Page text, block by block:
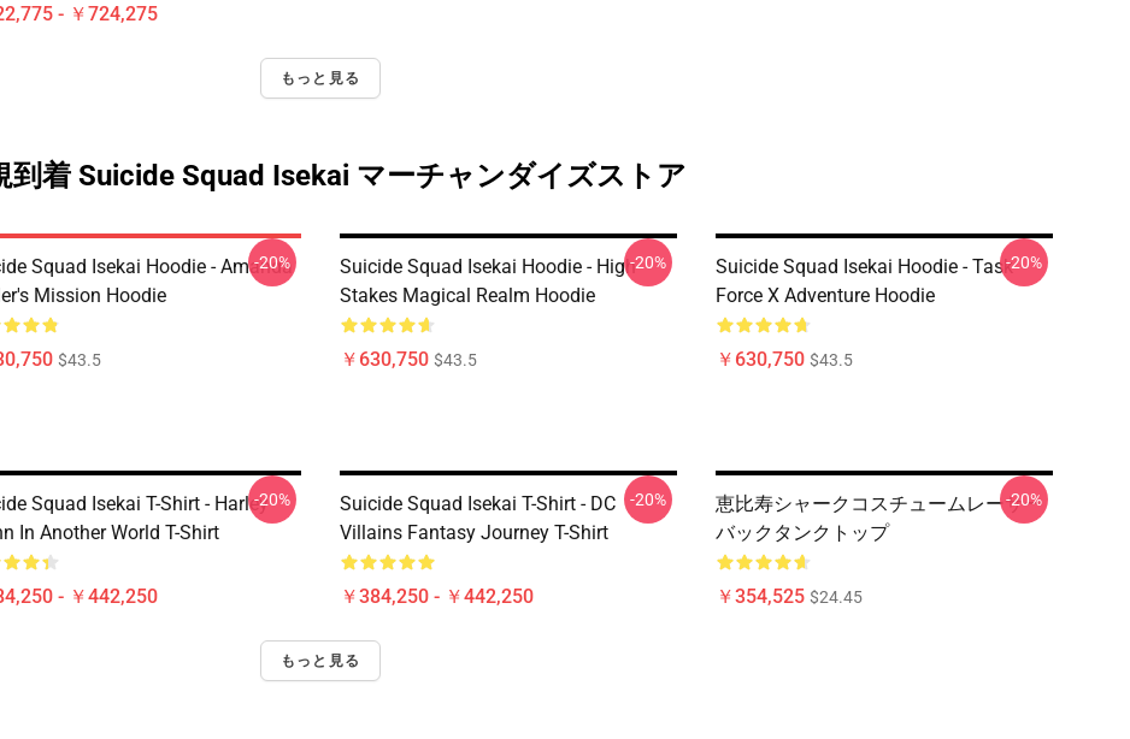
- ￥724,275
もっと見る
到着 Suicide Squad Isekai マーチャンダイズストア
Squad Isekai Hoodie - Amanda
Mission Hoodie
$43.5
-20%
Suicide Squad Isekai Hoodie - High
Stakes Magical Realm Hoodie
￥630,750 $43.5
-20%
Suicide Squad Isekai Hoodie - Task
Force X Adventure Hoodie
￥630,750 $43.5
-20%
Squad Isekai T-Shirt - Harley
In Another World T-Shirt
- ￥442,250
-20%
Suicide Squad Isekai T-Shirt - DC
Villains Fantasy Journey T-Shirt
￥384,250 - ￥442,250
-20%
恵比寿シャークコスチュームレーサー
バックタンクトップ
￥354,525 $24.45
-20%
もっと見る